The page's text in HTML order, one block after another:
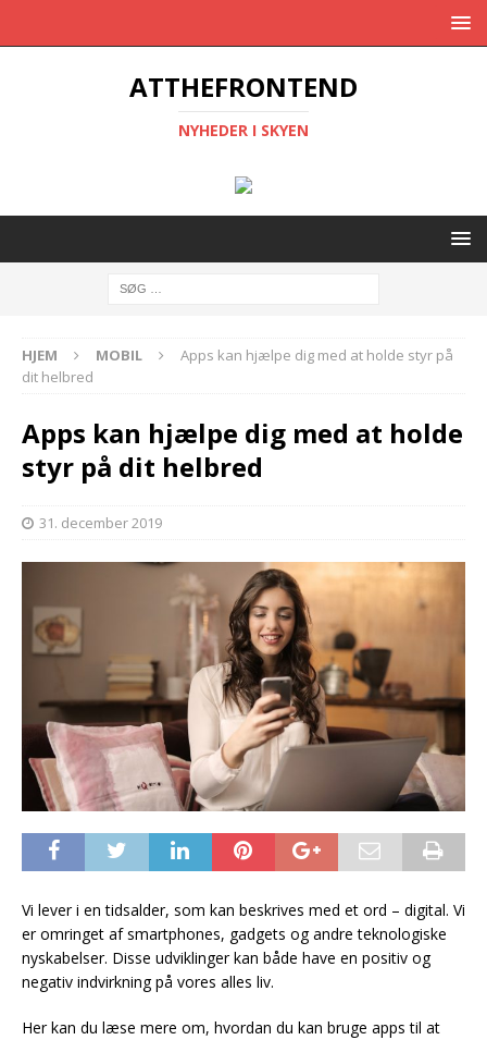
ATTHEFRONTEND
NYHEDER I SKYEN
HJEM MOBIL
Apps kan hjælpe dig med at holde styr på
dit helbred
Apps kan hjælpe dig med at holde
styr på dit helbred
31. december 2019
Vi lever i en tidsalder, som kan beskrives med et ord – digital. Vi
er omringet af smartphones, gadgets og andre teknologiske
nyskabelser. Disse udviklinger kan både have en positiv og
negativ indvirkning på vores alles liv.
Her kan du læse mere om, hvordan du kan bruge apps til at